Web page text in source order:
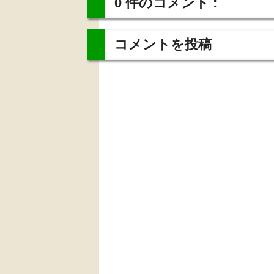
コメントを投稿